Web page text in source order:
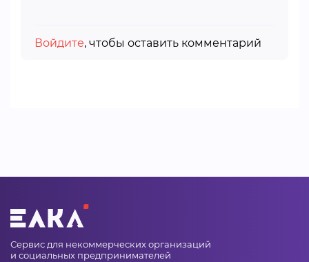
Войдите, чтобы оставить комментарий
Сервис для некоммерческих организаций
и социальных предпринимателей